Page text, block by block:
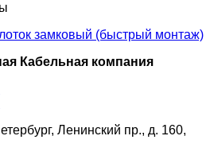
замковый (быстрый монтаж)
Кабельная компания
Ленинский пр., д. 160,